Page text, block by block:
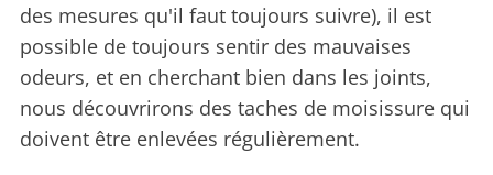
des mesures qu'il faut toujours suivre), il est
possible de toujours sentir des mauvaises
odeurs, et en cherchant bien dans les joints,
nous découvrirons des taches de moisissure qui
doivent être enlevées régulièrement.